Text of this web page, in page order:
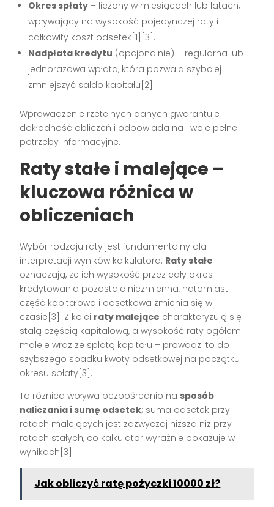
Okres spłaty – liczony w miesiącach lub latach,
wpływający na wysokość pojedynczej raty i
całkowity koszt odsetek[1][3].
Nadpłata kredytu (opcjonalnie) – regularna lub
jednorazowa wpłata, która pozwala szybciej
zmniejszyć saldo kapitału[2].
Wprowadzenie rzetelnych danych gwarantuje
dokładność obliczeń i odpowiada na Twoje pełne
potrzeby informacyjne.
Raty stałe i malejące –
kluczowa różnica w
obliczeniach
Wybór rodzaju raty jest fundamentalny dla
interpretacji wyników kalkulatora. Raty stałe
oznaczają, że ich wysokość przez cały okres
kredytowania pozostaje niezmienna, natomiast
część kapitałowa i odsetkowa zmienia się w
czasie[3]. Z kolei raty malejące charakteryzują się
stałą częścią kapitałową, a wysokość raty ogółem
maleje wraz ze spłatą kapitału – prowadzi to do
szybszego spadku kwoty odsetkowej na początku
okresu spłaty[3].
Ta różnica wpływa bezpośrednio na sposób
naliczania i sumę odsetek; suma odsetek przy
ratach malejących jest zazwyczaj niższa niż przy
ratach stałych, co kalkulator wyraźnie pokazuje w
wynikach[3].
Jak obliczyć ratę pożyczki 10000 zł?